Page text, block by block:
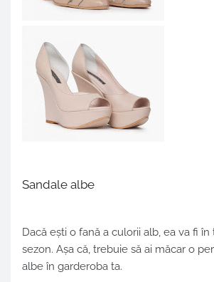
Sandale albe
Dacă ești o fană a culorii alb, ea va fi
sezon. Așa că, trebuie să ai măcar o
albe în garderoba ta.